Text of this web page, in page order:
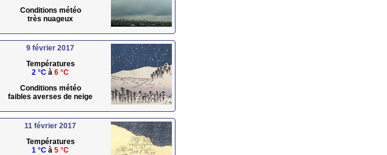
Conditions météo
très nuageux
9 février 2017
Températures
2 °C à 6 °C
Conditions météo
faibles averses de neige
11 février 2017
Températures
1 °C à 5 °C